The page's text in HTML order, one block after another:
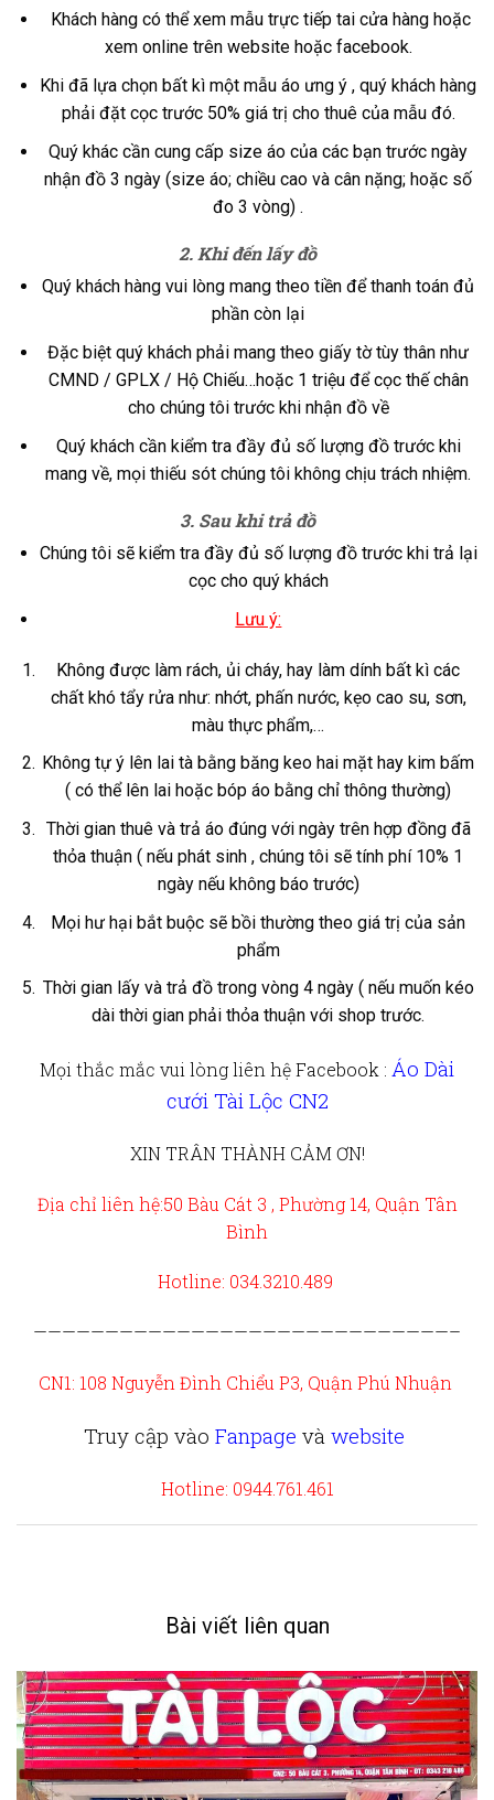
Khách hàng có thể xem mẫu trực tiếp tai cửa hàng hoặc
xem online trên website hoặc facebook.
Khi đã lựa chọn bất kì một mẫu áo ưng ý , quý khách hàng
phải đặt cọc trước 50% giá trị cho thuê của mẫu đó.
Quý khác cần cung cấp size áo của các bạn trước ngày
nhận đồ 3 ngày (size áo; chiều cao và cân nặng; hoặc số
đo 3 vòng) .
2. Khi đến lấy đồ
Quý khách hàng vui lòng mang theo tiền để thanh toán đủ
phần còn lại
Đặc biệt quý khách phải mang theo giấy tờ tùy thân như
CMND / GPLX / Hộ Chiếu…hoặc 1 triệu để cọc thế chân
cho chúng tôi trước khi nhận đồ về
Quý khách cần kiểm tra đầy đủ số lượng đồ trước khi
mang về, mọi thiếu sót chúng tôi không chịu trách nhiệm.
3. Sau khi trả đồ
Chúng tôi sẽ kiểm tra đầy đủ số lượng đồ trước khi trả lại
cọc cho quý khách
Lưu ý:
Không được làm rách, ủi cháy, hay làm dính bất kì các
chất khó tẩy rửa như: nhớt, phấn nước, kẹo cao su, sơn,
màu thực phẩm,…
Không tự ý lên lai tà bằng băng keo hai mặt hay kim bấm
( có thể lên lai hoặc bóp áo bằng chỉ thông thường)
Thời gian thuê và trả áo đúng với ngày trên hợp đồng đã
thỏa thuận ( nếu phát sinh , chúng tôi sẽ tính phí 10% 1
ngày nếu không báo trước)
Mọi hư hại bắt buộc sẽ bồi thường theo giá trị của sản
phẩm
Thời gian lấy và trả đồ trong vòng 4 ngày ( nếu muốn kéo
dài thời gian phải thỏa thuận với shop trước.
Mọi thắc mắc vui lòng liên hệFacebook : Áo Dài
cưới Tài Lộc CN2
XIN TRÂN THÀNH CẢM ƠN!
Địa chỉ liên hệ:50 Bàu Cát 3 , Phường 14, Quận Tân
Bình
Hotline: 034.3210.489
—————————————————————————————–
CN1: 108 Nguyễn Đình Chiểu P3, Quận Phú Nhuận
Truy cập vào Fanpage và website
Hotline: 0944.761.461
Bài viết liên quan